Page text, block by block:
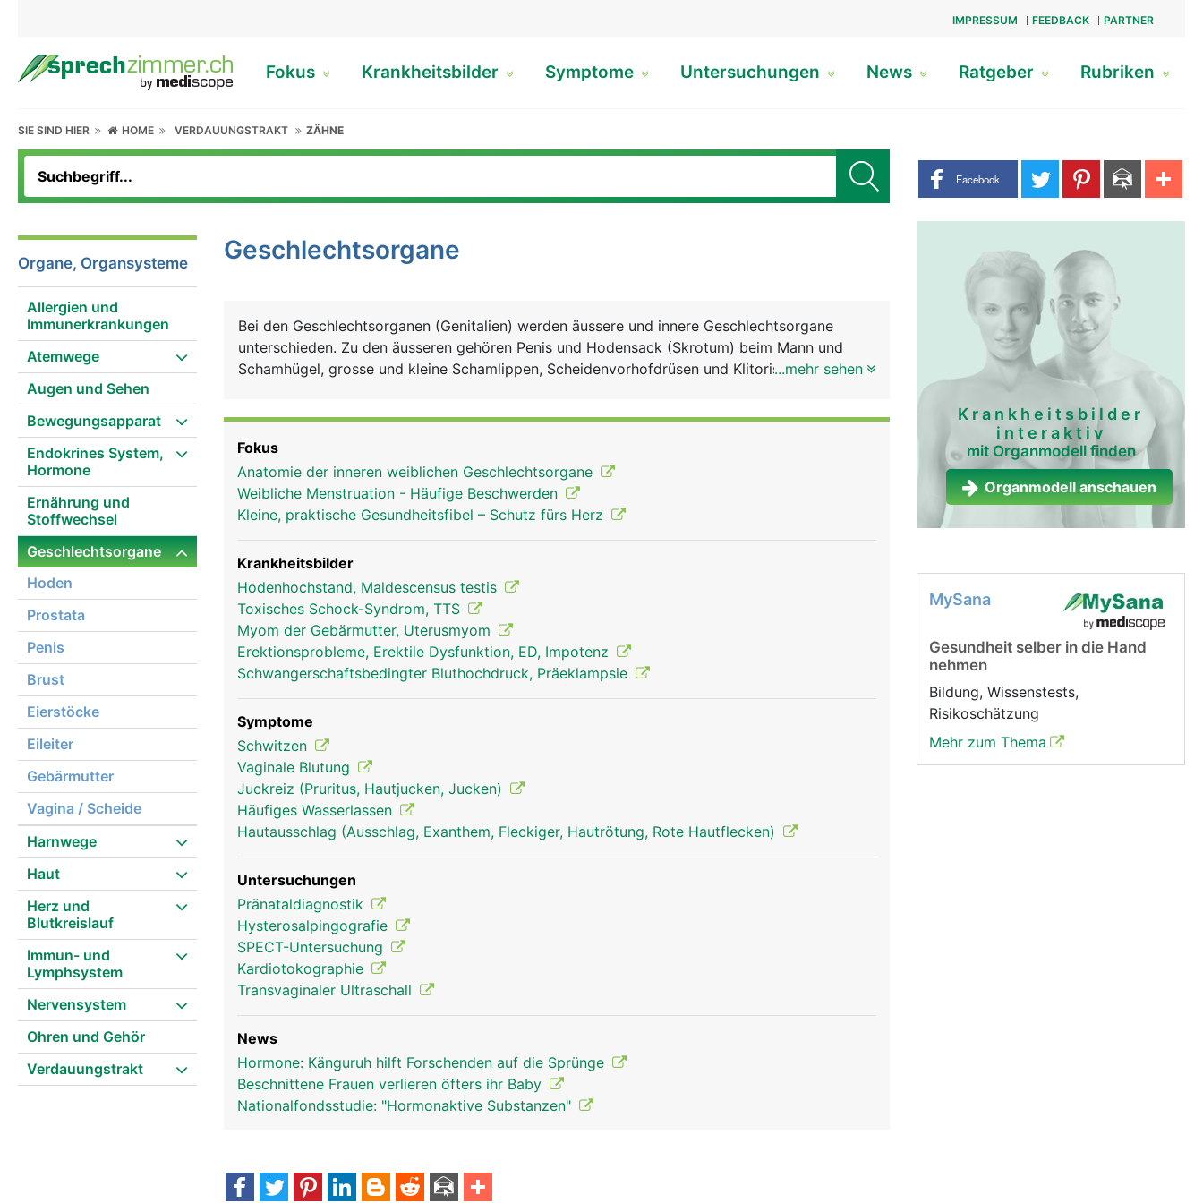
IMPRESSUM FEEDBACK PARTNER
Fokus Krankheitsbilder Symptome Untersuchungen News Ratgeber Rubriken
SIE SIND HIER HOME VERDAUUNGSTRAKT ZÄHNE
Share buttons
Facebook
Organe, Organsysteme
Allergien und
Immunerkrankungen
Atemwege
Augen und Sehen
Bewegungsapparat
Endokrines System,
Hormone
Ernährung und
Stoffwechsel
Geschlechtsorgane
Hoden
Prostata
Penis
Brust
Eierstöcke
Eileiter
Gebärmutter
Vagina / Scheide
Harnwege
Haut
Herz und
Blutkreislauf
Immun- und
Lymphsystem
Nervensystem
Ohren und Gehör
Verdauungstrakt
Geschlechtsorgane
Bei den Geschlechtsorganen (Genitalien) werden äussere und innere Geschlechtsorgane
unterschieden. Zu den äusseren gehören Penis und Hodensack (Skrotum) beim Mann und
Schamhügel, grosse und kleine Schamlippen, Scheidenvorhofdrüsen und Klitoris bei der Frau.
Geschlechtsorgane dienen vor allem zur Fortpflanzung und Hormonproduktion sowie zur
Befriedigung der sexuellen Lust. Beim Mann dient der Penis auch zur Ausscheidung von Urin.
...mehr sehen
Fokus
Anatomie der inneren weiblichen Geschlechtsorgane
Weibliche Menstruation - Häufige Beschwerden
Kleine, praktische Gesundheitsfibel – Schutz fürs Herz
Krankheitsbilder
Hodenhochstand, Maldescensus testis
Toxisches Schock-Syndrom, TTS
Myom der Gebärmutter, Uterusmyom
Erektionsprobleme, Erektile Dysfunktion, ED, Impotenz
Schwangerschaftsbedingter Bluthochdruck, Präeklampsie
Symptome
Schwitzen
Vaginale Blutung
Juckreiz (Pruritus, Hautjucken, Jucken)
Häufiges Wasserlassen
Hautausschlag (Ausschlag, Exanthem, Fleckiger, Hautrötung, Rote Hautflecken)
Untersuchungen
Pränataldiagnostik
Hysterosalpingografie
SPECT-Untersuchung
Kardiotokographie
Transvaginaler Ultraschall
News
Hormone: Känguruh hilft Forschenden auf die Sprünge
Beschnittene Frauen verlieren öfters ihr Baby
Nationalfondsstudie: "Hormonaktive Substanzen"
Krankheitsbilder
interaktiv
mit Organmodell finden
Organmodell anschauen
MySana
Gesundheit selber in die Hand
nehmen
Bildung, Wissenstests,
Risikoschätzung
Mehr zum Thema